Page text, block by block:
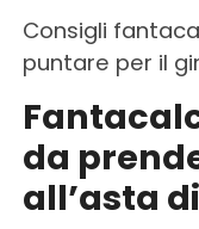
Consigli
puntare per il
da
all’asta